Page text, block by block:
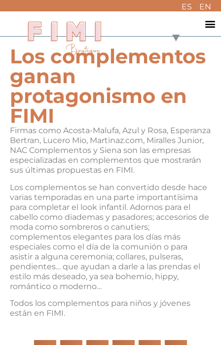
ES EN
Los complementos
ganan
protagonismo en
FIMI
Firmas como Acosta-Malufa, Azul y Rosa, Esperanza
Bertran, Lucero Mio, Martinaz.com, Miralles Junior,
NAC Complementos y Siena son las empresas
especializadas en complementos que mostrarán
sus últimas propuestas en FIMI.
Los complementos se han convertido desde hace
varias temporadas en una parte importantísima
para completar el look infantil. Adornos para el
cabello como diademas y pasadores; accesorios de
moda como sombreros o canutiers;
complementos elegantes para los días más
especiales como el día de la comunión o para
asistir a alguna ceremonia; collares, pulseras,
pendientes… que ayudan a darle a las prendas el
estilo más deseado, ya sea bohemio, hippy,
romántico o moderno…
Todos los complementos para niños y jóvenes
están en FIMI.